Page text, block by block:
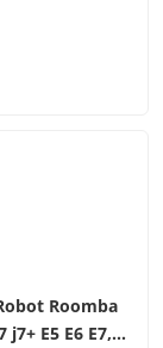
4 filtri, 6
Roomba
E5 E6 E7,1